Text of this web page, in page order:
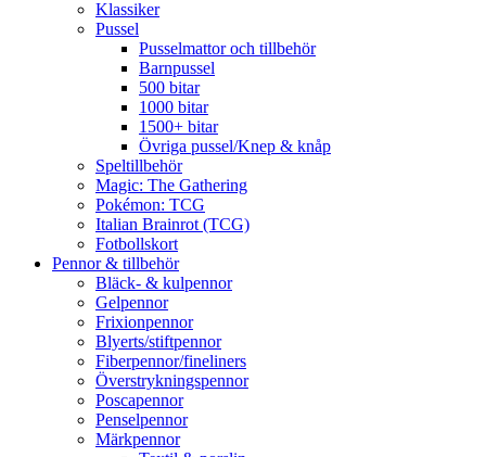
Klassiker
Pussel
Pusselmattor och tillbehör
Barnpussel
500 bitar
1000 bitar
1500+ bitar
Övriga pussel/Knep & knåp
Speltillbehör
Magic: The Gathering
Pokémon: TCG
Italian Brainrot (TCG)
Fotbollskort
Pennor & tillbehör
Bläck- & kulpennor
Gelpennor
Frixionpennor
Blyerts/stiftpennor
Fiberpennor/fineliners
Överstrykningspennor
Poscapennor
Penselpennor
Märkpennor